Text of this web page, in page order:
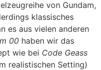
von Gundam,
klassisches
es aus vielen anderen
00 haben wir das
wie bei Code Geass
realistischen Setting)